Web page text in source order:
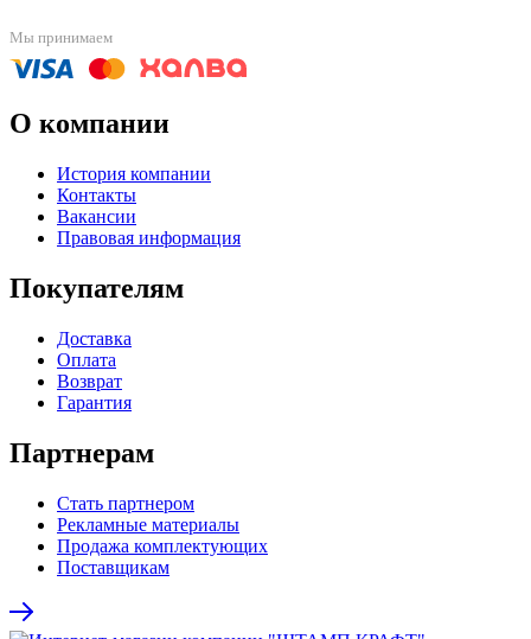
Мы принимаем
О компании
История компании
Контакты
Вакансии
Правовая информация
Покупателям
Доставка
Оплата
Возврат
Гарантия
Партнерам
Стать партнером
Рекламные материалы
Продажа комплектующих
Поставщикам